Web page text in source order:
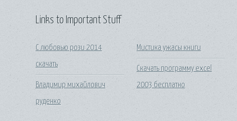
Links to Important Stuff
С любовью рози 2014
скачать
Владимир михайлович
руденко
Мистика ужасы книги
Скачать программу excel
2003 бесплатно